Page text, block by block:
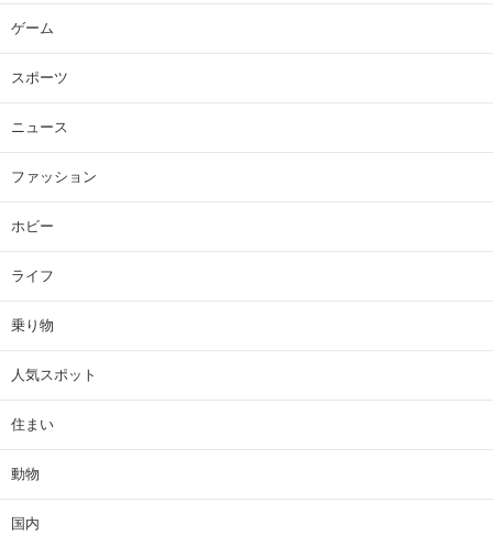
ゲーム
スポーツ
ニュース
ファッション
ホビー
ライフ
乗り物
人気スポット
住まい
動物
国内